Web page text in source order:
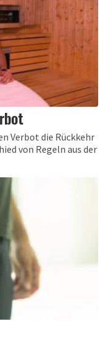
Verbot die Rückkehr
von Regeln aus der